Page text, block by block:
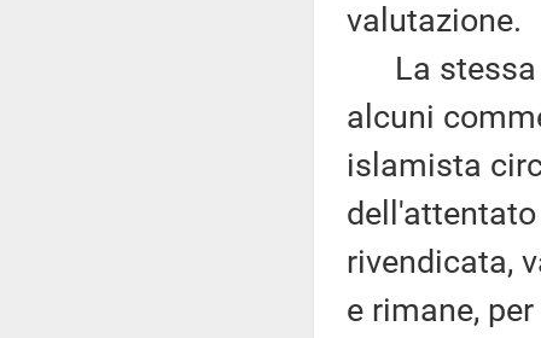
valutazione.
La stessa
alcuni
islamista
rivendicata,
e rimane,